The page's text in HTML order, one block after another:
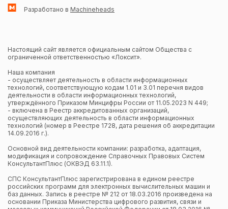
Разработано в Machineheads
Настоящий сайт является официальным сайтом Общества с
ограниченной ответственностью «Локсит».
Наша компания
- осуществляет деятельность в области информационных
технологий, соответствующую кодам 1.01 и 3.01 перечня видов
деятельности в области информационных технологий,
утверждённого Приказом Минцифры России от 11.05.2023 N 449;
- включена в Реестр аккредитованных организаций,
осуществляющих деятельность в области информационных
технологий (номер в Реестре 1728, дата решения об аккредитации
14.09.2016 г.).
Основной вид деятельности компании: разработка, адаптация,
модификация и сопровождение Справочных Правовых Систем
КонсультантПлюс (ОКВЭД 63.11.1).
СПС КонсультантПлюс зарегистрирована в едином реестре
российских программ для электронных вычислительных машин и
баз данных. Запись в реестре № 212 от 18.03.2016 произведена на
основании Приказа Министерства цифрового развития, связи и